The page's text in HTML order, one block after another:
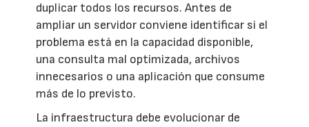
duplicar todos los recursos. Antes de
ampliar un servidor conviene identificar si el
problema está en la capacidad disponible,
una consulta mal optimizada, archivos
innecesarios o una aplicación que consume
más de lo previsto.
La infraestructura debe evolucionar de